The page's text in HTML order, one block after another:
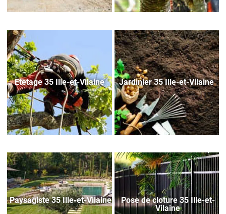
Etetage 35 Ille-et-Vilaine Jardinier 35 Ille-et-Vilaine
Paysagiste 35 Ille-et-Vilaine
Pose de cloture 35 Ille-et-
Vilaine